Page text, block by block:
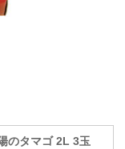
のタマゴ 2L 3玉